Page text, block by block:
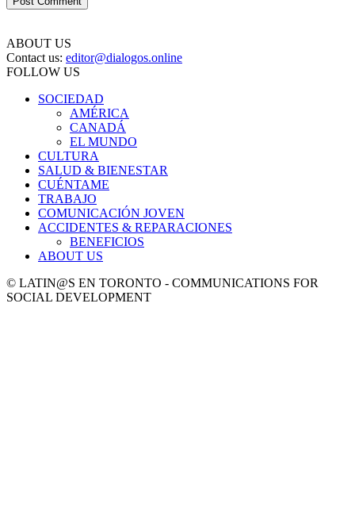
ABOUT US
Contact us: editor@dialogos.online
FOLLOW US
SOCIEDAD
AMÉRICA
CANADÁ
EL MUNDO
CULTURA
SALUD & BIENESTAR
CUÉNTAME
TRABAJO
COMUNICACIÓN JOVEN
ACCIDENTES & REPARACIONES
BENEFICIOS
ABOUT US
© LATIN@S EN TORONTO - COMMUNICATIONS FOR
SOCIAL DEVELOPMENT